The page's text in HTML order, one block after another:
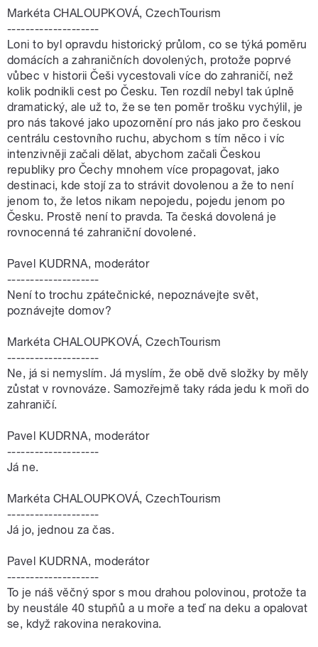
Markéta CHALOUPKOVÁ, CzechTourism
--------------------
Loni to byl opravdu historický průlom, co se týká poměru
domácích a zahraničních dovolených, protože poprvé
vůbec v historii Češi vycestovali více do zahraničí, než
kolik podnikli cest po Česku. Ten rozdíl nebyl tak úplně
dramatický, ale už to, že se ten poměr trošku vychýlil, je
pro nás takové jako upozornění pro nás jako pro českou
centrálu cestovního ruchu, abychom s tím něco i víc
intenzivněji začali dělat, abychom začali Českou
republiky pro Čechy mnohem více propagovat, jako
destinaci, kde stojí za to strávit dovolenou a že to není
jenom to, že letos nikam nepojedu, pojedu jenom po
Česku. Prostě není to pravda. Ta česká dovolená je
rovnocenná té zahraniční dovolené.
Pavel KUDRNA, moderátor
--------------------
Není to trochu zpátečnické, nepoznávejte svět,
poznávejte domov?
Markéta CHALOUPKOVÁ, CzechTourism
--------------------
Ne, já si nemyslím. Já myslím, že obě dvě složky by měly
zůstat v rovnováze. Samozřejmě taky ráda jedu k moři do
zahraničí.
Pavel KUDRNA, moderátor
--------------------
Já ne.
Markéta CHALOUPKOVÁ, CzechTourism
--------------------
Já jo, jednou za čas.
Pavel KUDRNA, moderátor
--------------------
To je náš věčný spor s mou drahou polovinou, protože ta
by neustále 40 stupňů a u moře a teď na deku a opalovat
se, když rakovina nerakovina.